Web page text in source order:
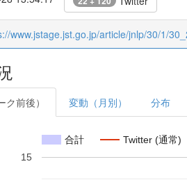
www.jstage.jst.go.jp/article/jnlp/30/1/
前後） 変動（月別） 分布
合計 Twitter (通常)
15